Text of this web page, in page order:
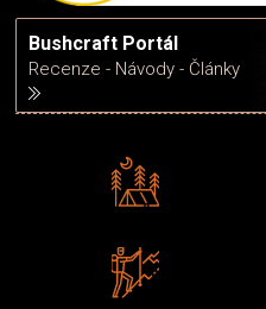
Bushcraft Portál
Recenze - Návody - Články